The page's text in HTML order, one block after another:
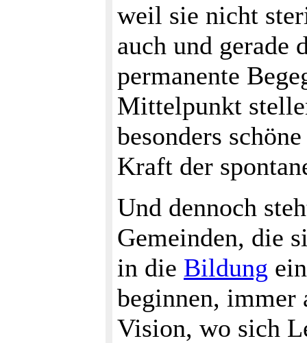
weil sie nicht
auch und gerade
permanente
Mittelpunkt
besonders
Kraft der
Und dennoch
Gemeinden, die
in die Bildung
beginnen, immer
Vision, wo sich